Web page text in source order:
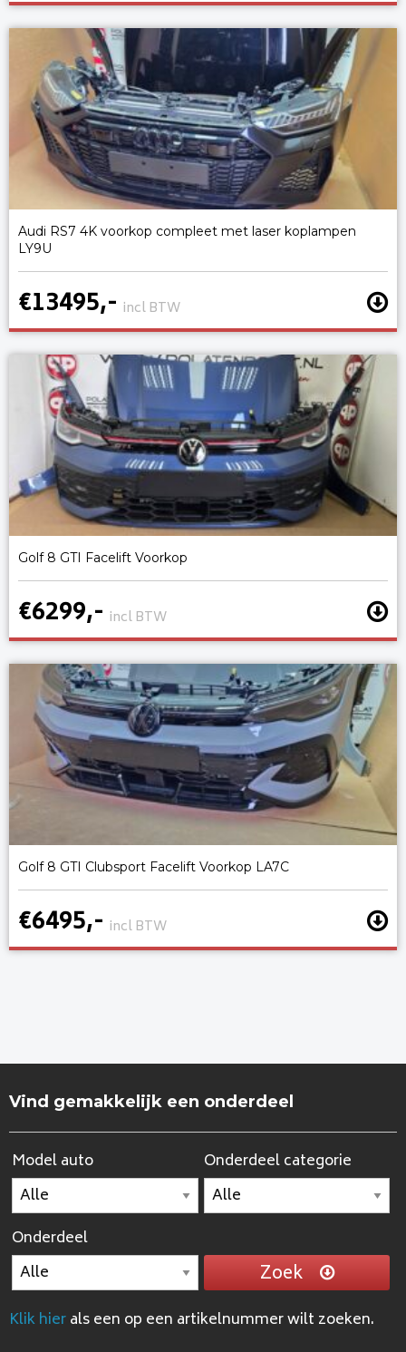
Audi RS7 4K voorkop compleet met laser koplampen
LY9U
€13495,- incl BTW
Golf 8 GTI Facelift Voorkop
€6299,- incl BTW
Golf 8 GTI Clubsport Facelift Voorkop LA7C
€6495,- incl BTW
Vind gemakkelijk een onderdeel
Model auto Onderdeel categorie
Onderdeel
Zoek
Klik hierals een op een artikelnummer wilt zoeken.